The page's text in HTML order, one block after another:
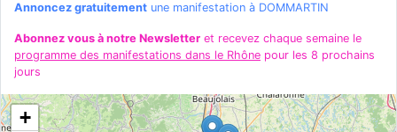
Annoncez gratuitement une manifestation à DOMMARTIN
Abonnez vous à notre Newsletter et recevez chaque semaine le
programme des manifestations dans le Rhône pour les 8 prochains
jours
+